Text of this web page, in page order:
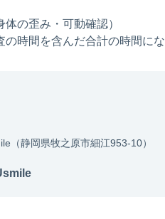
術
の歪み・可動確認）
時間を含んだ合計の時間にな
（静岡県牧之原市細江953-10）